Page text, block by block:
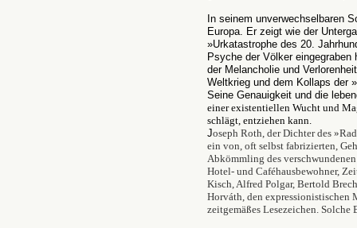
In seinem unverwechselbaren
Europa. Er zeigt wie der
»Urkatastrophe des 20.
Psyche der Völker
der Melancholie und
Weltkrieg und dem Kollaps der
Seine Genauigkeit und die
einer existentiellen Wucht und
schlägt, entziehen kann.
Joseph Roth, der Dichter des
ein von, oft selbst fabrizierten,
Abkömmling des
Hotel- und Caféhausbewohner,
Kisch, Alfred Polgar, Bertold
Horváth, den expressionistischen
zeitgemäßes Lesezeichen.